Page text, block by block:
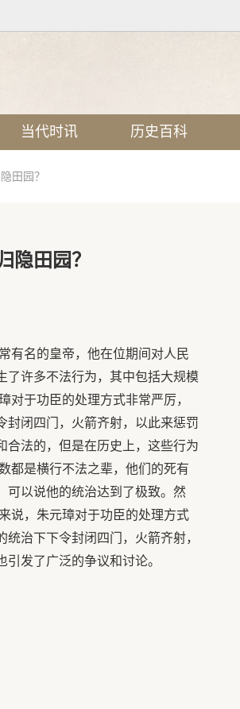
当代时讯 历史百科
田园？
隐田园？
有名的皇帝，他在位期间对人民
了许多不法行为，其中包括大规模
对于功臣的处理方式非常严厉，
封闭四门，火箭齐射，以此来惩罚
合法的，但是在历史上，这些行为
都是横行不法之辈，他们的死有
可以说他的统治达到了极致。然
说，朱元璋对于功臣的处理方式
治下下令封闭四门，火箭齐射，
发了广泛的争议和讨论。